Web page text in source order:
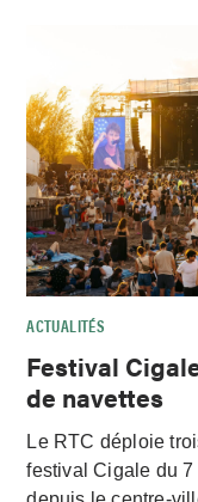
ACTUALITÉS
Festival
de navettes
Le RTC déploie
festival Cigale du